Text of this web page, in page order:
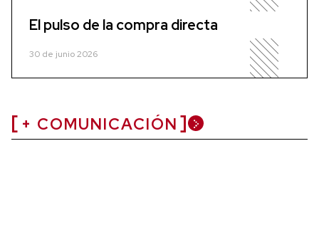
El pulso de la compra directa
30 de junio 2026
+ COMUNICACIÓN